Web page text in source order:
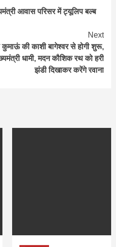
आवास परिसर में ट्यूलिप बल्ब
Next
की काशी बागेश्वर से होगी शुरू,
धामी, मदन कौशिक रथ को हरी
झंडी दिखाकर करेंगे रवाना